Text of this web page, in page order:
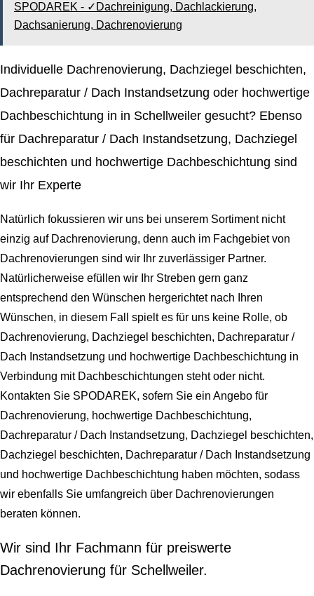
SPODAREK - ✓Dachreinigung, Dachlackierung,
Dachsanierung, Dachrenovierung
Individuelle Dachrenovierung, Dachziegel beschichten,
Dachreparatur / Dach Instandsetzung oder hochwertige
Dachbeschichtung in in Schellweiler gesucht? Ebenso
für Dachreparatur / Dach Instandsetzung, Dachziegel
beschichten und hochwertige Dachbeschichtung sind
wir Ihr Experte
Natürlich fokussieren wir uns bei unserem Sortiment nicht
einzig auf Dachrenovierung, denn auch im Fachgebiet von
Dachrenovierungen sind wir Ihr zuverlässiger Partner.
Natürlicherweise efüllen wir Ihr Streben gern ganz
entsprechend den Wünschen hergerichtet nach Ihren
Wünschen, in diesem Fall spielt es für uns keine Rolle, ob
Dachrenovierung, Dachziegel beschichten, Dachreparatur /
Dach Instandsetzung und hochwertige Dachbeschichtung in
Verbindung mit Dachbeschichtungen steht oder nicht.
Kontakten Sie SPODAREK, sofern Sie ein Angebo für
Dachrenovierung, hochwertige Dachbeschichtung,
Dachreparatur / Dach Instandsetzung, Dachziegel beschichten,
Dachziegel beschichten, Dachreparatur / Dach Instandsetzung
und hochwertige Dachbeschichtung haben möchten, sodass
wir ebenfalls Sie umfangreich über Dachrenovierungen
beraten können.
Wir sind Ihr Fachmann für preiswerte
Dachrenovierung für Schellweiler.